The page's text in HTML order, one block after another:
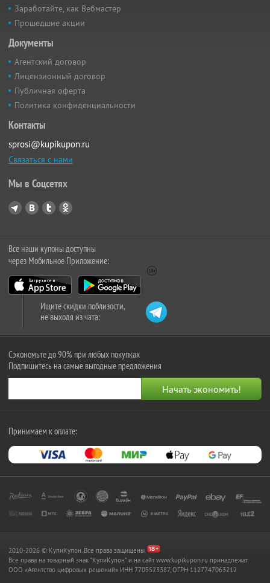
Заработайте, как Вебмастер
Прошедшие акции
Документы
Агентский договор
Лицензионный договор
Публичная оферта
Политика конфиденциальности
Контакты
sprosi@kupikupon.ru
Связаться с нами
Мы в Соцсетях
Все наши купоны доступны
через Мобильное Приложение:
Ищите скидки поблизости,
не выходя из чата:
Сэкономьте до 90% при любых покупках
Подпишитесь на самые выгодные предложения
Принимаем к оплате:
2010-2026 © КупиКупон. Все права защищены.
Все права на товарный знак "КупиКупон" и на сайт www.kupikupon.ru принадлежат
OOO «Агентство цифровых решений» ИНН 7705523387, ОГРН 1127747063212